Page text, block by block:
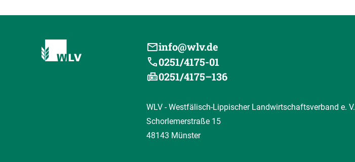
info@wlv.de
0251/4175-01
0251/4175–136
WLV - Westfälisch-Lippischer Landwirtschaftsverband e. V.
Schorlemerstraße 15
48143 Münster